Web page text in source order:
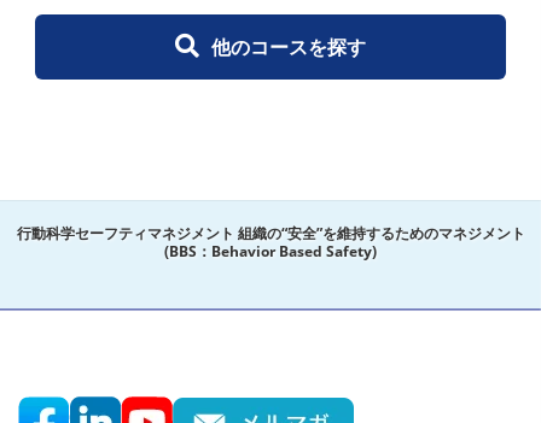
他のコースを探す
行動科学セーフティマネジメント 組織の“安全”を維持するためのマネジメント
(BBS：Behavior Based Safety)